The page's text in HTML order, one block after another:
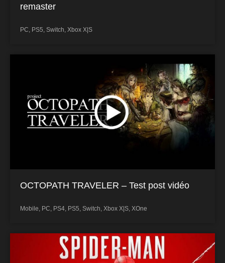
remaster
PC PS5 Switch Xbox X|S
OCTOPATH TRAVELER – Test post vidéo
Mobile, PC, PS4, PS5, Switch, Xbox X|S, XOne